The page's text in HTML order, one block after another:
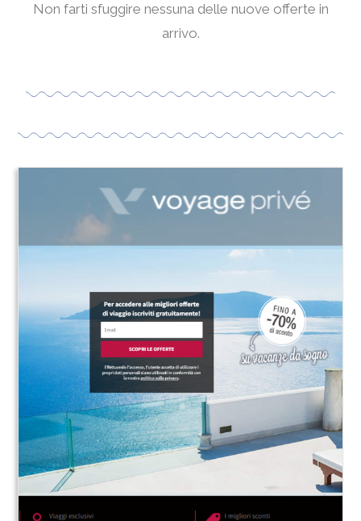
Non farti sfuggire nessuna delle nuove offerte in
arrivo.